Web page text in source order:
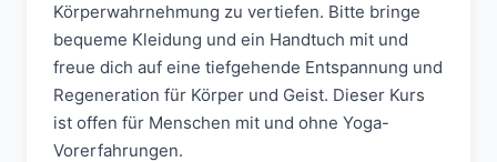
Körperwahrnehmung zu vertiefen. Bitte bringe
bequeme Kleidung und ein Handtuch mit und
freue dich auf eine tiefgehende Entspannung und
Regeneration für Körper und Geist. Dieser Kurs
ist offen für Menschen mit und ohne Yoga-
Vorerfahrungen.